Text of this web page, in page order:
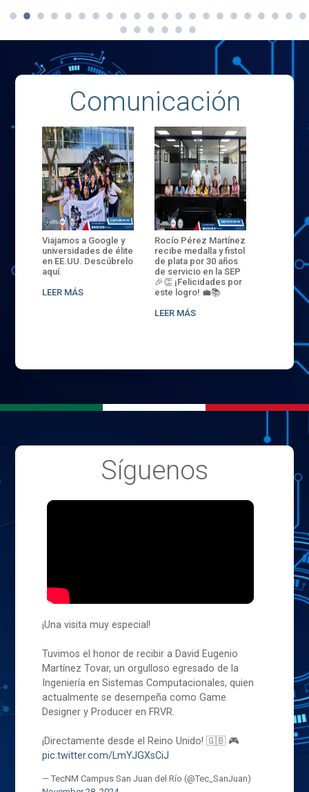
Comunicación
Viajamos a Google y
universidades de élite
en EE.UU. Descúbrelo
aquí.
LEER MÁS
Rocío Pérez Martínez
recibe medalla y fistol
de plata por 30 años
de servicio en la SEP
🎉👏 ¡Felicidades por
este logro! 💼📚
LEER MÁS
ENECB-
del
batalla.
32
sede
Síguenos
¡Una visita muy especial!
Tuvimos el honor de recibir a David Eugenio
Martínez Tovar, un orgulloso egresado de la
Ingeniería en Sistemas Computacionales, quien
actualmente se desempeña como Game
Designer y Producer en FRVR.
¡Directamente desde el Reino Unido! 🇬🇧 🎮
pic.twitter.com/LmYJGXsCiJ
— TecNM Campus San Juan del Río (@Tec_SanJuan)